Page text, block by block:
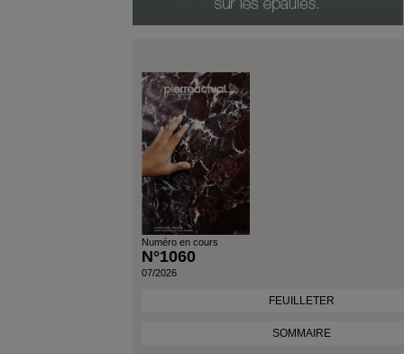
Numéro en cours
N°1060
07/2026
FEUILLETER
SOMMAIRE